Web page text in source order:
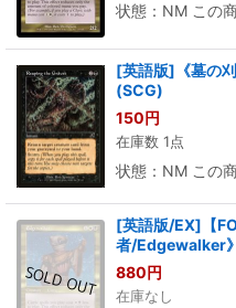
絞
状態：NM この
[英語版]《墓の
(SCG)
150円
在庫数 1点
状態：NM この
[英語版/EX]【
者/Edgewalker
880円
在庫なし